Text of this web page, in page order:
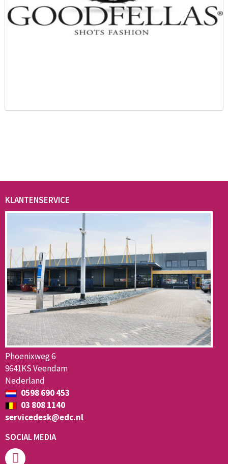
KLANTENSERVICE
Phoenixweg 6
9641KS Veendam
Nederland
0598 690 453
03 808 1140
servicedesk@edc.nl
SOCIAL MEDIA